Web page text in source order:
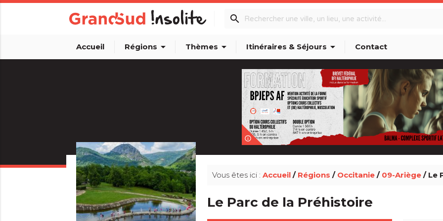
search
Accueil Régions arrow_drop_down Thèmes arrow_drop_down Itinéraires & Séjours arrow_drop_down Contact
info_outline
Vous êtes ici : Accueil/ Régions / Occitanie/ 09-Ariège/ Le
Le Parc de la Préhistoire